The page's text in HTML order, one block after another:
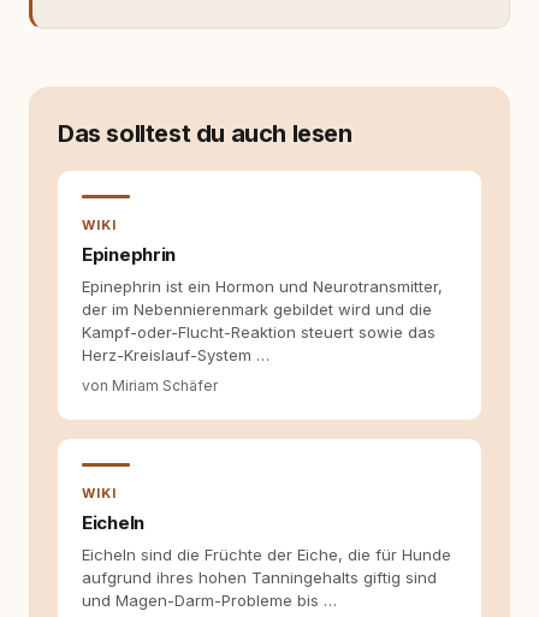
getippt: Geschichten, Beobachtungen,
weniger guten Erfahrungen. Umso mehr hat
erlebt habe, wie verantwortungsvoll und
bewusst gute Hundehaltung funktionieren
als Content Managerin an vielen Stellen
beteiligt, an denen aus Ideen fertige Beiträge
werden. Ich recherchiere Themen, plane
Inhalte, schreibe Artikel, begleite Gastbeiträge
redaktionell, veröffentliche Texte und betreue
die Social-Media-Kanäle. Mein Blick richtet
Welche Themen sind relevant? Welche
Inhalte so aufbereiten, dass sie verständlich,
hilfreich sind? Ich glaube, dass Emotionen
entstehen dort, wo Information,
Selbstreflexion und Bereitschaft zum
Hinterfragen zusammenkommen. Mit meinen
Das solltest du auch lesen
WIKI
Epinephrin
Epinephrin ist ein Hormon und Neurotransmitter,
der im Nebennierenmark gebildet wird und die
Kampf-oder-Flucht-Reaktion steuert sowie das
Herz-Kreislauf-System …
von Miriam Schäfer
WIKI
Eicheln
Eicheln sind die Früchte der Eiche, die für Hunde
aufgrund ihres hohen Tanningehalts giftig sind
und Magen-Darm-Probleme bis …